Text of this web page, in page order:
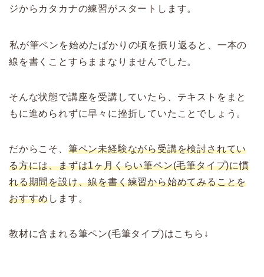
ジからカタカナの練習がスタートします。
私が筆ペンを始めたばかりの頃を振り返ると、一本の
線を書くことすらままなりませんでした。
そんな状態で講座を受講していたら、テキストをまと
もに進められずに早々に挫折していたことでしょう。
だからこそ、 筆ペン未経験ながら受講を検討されてい
る方には、まずは1ヶ月くらい筆ペン(毛筆タイプ)に慣
れる期間を設け、線を書く練習から始めてみることを
おすすめします。
教材に含まれる筆ペン(毛筆タイプ)はこちら↓